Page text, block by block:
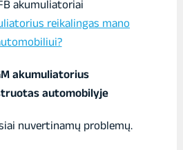
akumuliatoriai
reikalingas mano
akumuliatorius
automobilyje
nuvertinamų problemų.